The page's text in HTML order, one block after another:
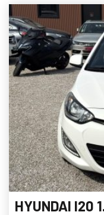
HYUNDAI I20